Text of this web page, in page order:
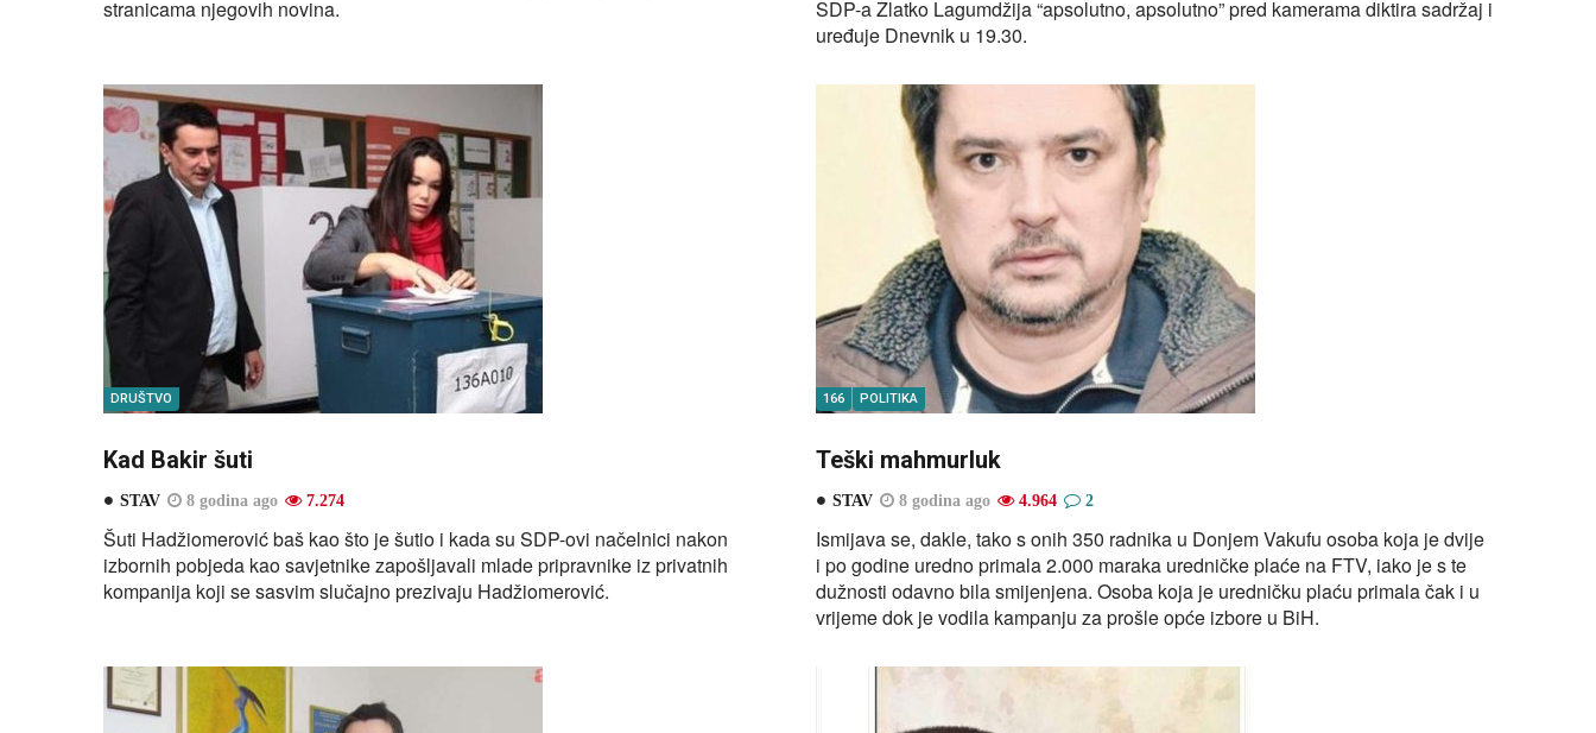
stranicama njegovih novina.
SDP-a Zlatko Lagumdžija “apsolutno, apsolutno” pred kamerama diktira sadržaj i
uređuje Dnevnik u 19.30.
DRUŠTVO
Kad Bakir šuti
STAV 8 godina ago 7.274
Šuti Hadžiomerović baš kao što je šutio i kada su SDP-ovi načelnici nakon
izbornih pobjeda kao savjetnike zapošljavali mlade pripravnike iz privatnih
kompanija koji se sasvim slučajno prezivaju Hadžiomerović.
166 POLITIKA
Teški mahmurluk
STAV 8 godina ago 4.964 2
Ismijava se, dakle, tako s onih 350 radnika u Donjem Vakufu osoba koja je dvije
i po godine uredno primala 2.000 maraka uredničke plaće na FTV, iako je s te
dužnosti odavno bila smijenjena. Osoba koja je uredničku plaću primala čak i u
vrijeme dok je vodila kampanju za prošle opće izbore u BiH.